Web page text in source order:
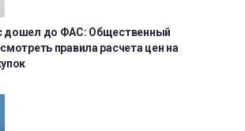
дошел до ФАС: Общественный
правила расчета цен на